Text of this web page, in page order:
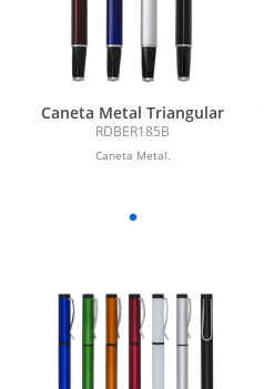
Caneta Metal Triangular
RDBER185B
Caneta Metal.